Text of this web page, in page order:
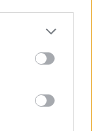
more Google
may click to
party tags to
below Google
vett át a
a
Városi